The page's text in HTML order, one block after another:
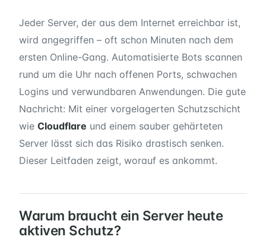
Jeder Server, der aus dem Internet erreichbar ist,
wird angegriffen – oft schon Minuten nach dem
ersten Online-Gang. Automatisierte Bots scannen
rund um die Uhr nach offenen Ports, schwachen
Logins und verwundbaren Anwendungen. Die gute
Nachricht: Mit einer vorgelagerten Schutzschicht
wie Cloudflare und einem sauber gehärteten
Server lässt sich das Risiko drastisch senken.
Dieser Leitfaden zeigt, worauf es ankommt.
Warum braucht ein Server heute
aktiven Schutz?